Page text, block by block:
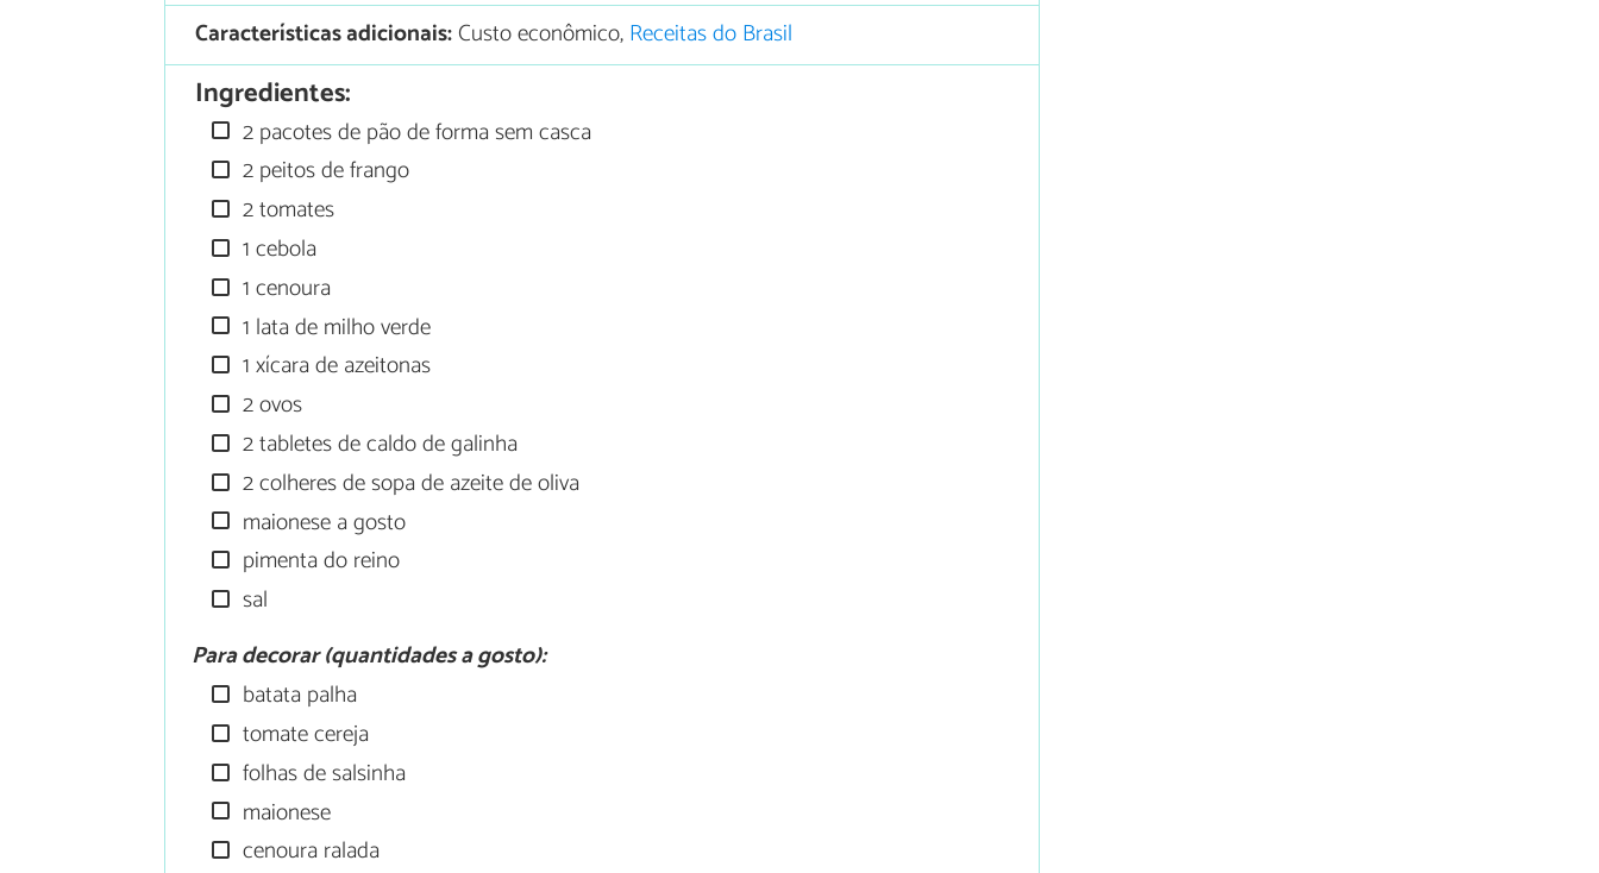
Características adicionais:Custo econômico,Receitas do Brasil
Ingredientes:
2 pacotes de pão de forma sem casca
2 peitos de frango
2 tomates
1 cebola
1 cenoura
1 lata de milho verde
1 xícara de azeitonas
2 ovos
2 tabletes de caldo de galinha
2 colheres de sopa de azeite de oliva
maionese a gosto
pimenta do reino
sal
Para decorar (quantidades a gosto):
batata palha
tomate cereja
folhas de salsinha
maionese
cenoura ralada